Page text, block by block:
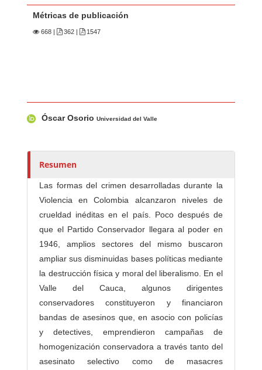
Métricas de publicación
668 | 362 | 1547
u
o
e
Óscar OsorioUniversidad del Valle
Resumen
Las formas del crimen desarrolladas durante la
Violencia en Colombia alcanzaron niveles de
crueldad inéditas en el país. Poco después de
que el Partido Conservador llegara al poder en
1946, amplios sectores del mismo buscaron
ampliar sus disminuidas bases políticas mediante
la destrucción física y moral del liberalismo. En el
Valle del Cauca, algunos dirigentes
conservadores constituyeron y financiaron
bandas de asesinos que, en asocio con policías
y detectives, emprendieron campañas de
homogenización conservadora a través tanto del
asesinato selectivo como de masacres